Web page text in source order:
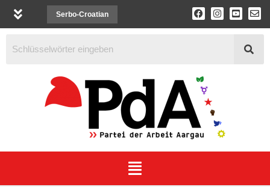
Serbo-Croatian